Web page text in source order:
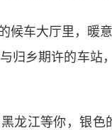
候车大厅里，暖
归乡期许的车站
龙江等你，银